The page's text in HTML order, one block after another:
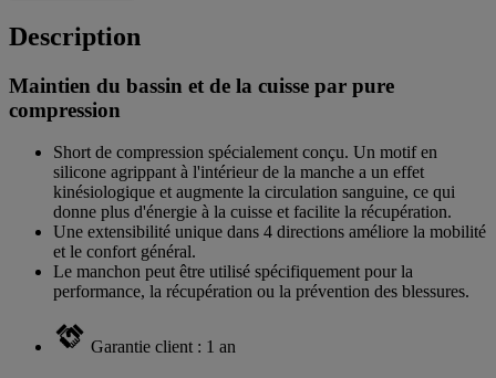
Description
Maintien du bassin et de la cuisse par pure
compression
Short de compression spécialement conçu. Un motif en
silicone agrippant à l'intérieur de la manche a un effet
kinésiologique et augmente la circulation sanguine, ce qui
donne plus d'énergie à la cuisse et facilite la récupération.
Une extensibilité unique dans 4 directions améliore la mobilité
et le confort général.
Le manchon peut être utilisé spécifiquement pour la
performance, la récupération ou la prévention des blessures.
Garantie client : 1 an